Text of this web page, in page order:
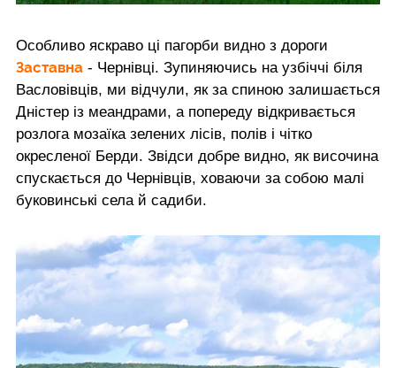
Особливо яскраво ці пагорби видно з дороги
Заставна - Чернівці. Зупиняючись на узбіччі біля
Васловівців, ми відчули, як за спиною залишається
Дністер із меандрами, а попереду відкривається
розлога мозаїка зелених лісів, полів і чітко
окресленої Берди. Звідси добре видно, як височина
спускається до Чернівців, ховаючи за собою малі
буковинські села й садиби.